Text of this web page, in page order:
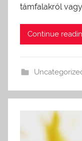
támfalakról
Continue